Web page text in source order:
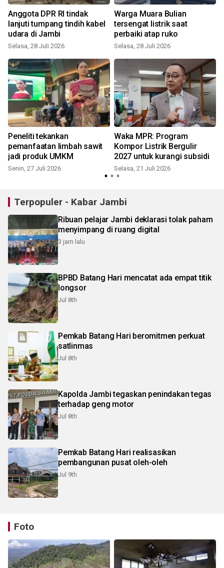
Anggota DPR RI tindak
lanjuti tumpang tindih kabel
udara di Jambi
Selasa, 28 Juli 2026
Warga Muara Bulian
tersengat listrik saat
perbaiki atap ruko
Selasa, 28 Juli 2026
Peneliti tekankan
pemanfaatan limbah sawit
jadi produk UMKM
Senin, 27 Juli 2026
Waka MPR: Program
Kompor Listrik Bergulir
2027 untuk kurangi subsidi
Selasa, 21 Juli 2026
Terpopuler - Kabar Jambi
Ribuan pelajar Jambi deklarasi tolak paham
menyimpang di ruang digital
3 jam lalu
BPBD Batang Hari mencatat ada empat titik
longsor
Jul 8th
Pemkab Batang Hari beromitmen perkuat
satlinmas
Jul 8th
Kapolda Jambi tegaskan penindakan tegas
terhadap geng motor
Jul 8th
Pemkab Batang Hari realisasikan
pembangunan pusat oleh-oleh
Jul 9th
Foto